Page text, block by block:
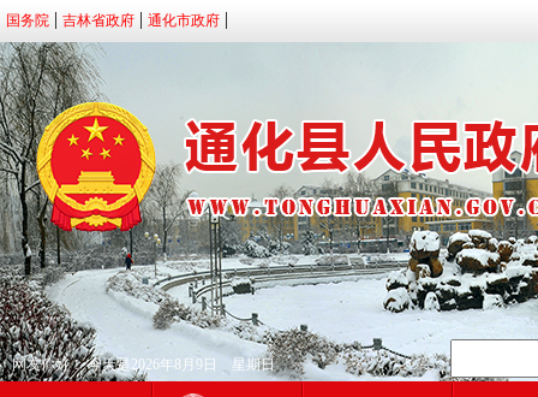
国务院 吉林省政府 通化市政府
网友你好！今天是2026年8月9日 星期日